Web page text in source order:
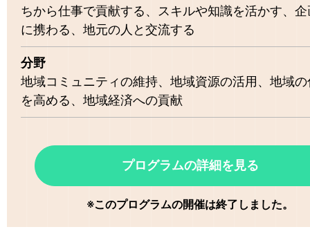
ちから仕事で貢献する
スキルや知識を活かす
企
に携わる
地元の人と交流する
分野
地域コミュニティの維持
地域資源の活用
地域
を高める
地域経済への貢献
プログラムの詳細を見る
※このプログラムの開催は終了しました。